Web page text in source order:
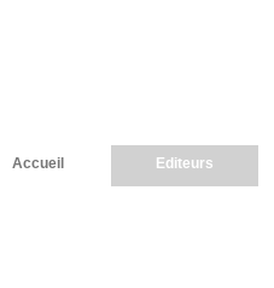
Accueil Editeurs